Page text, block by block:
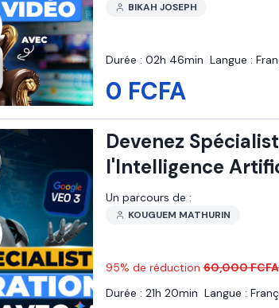
BIKAH JOSEPH
Durée : 02h 46min Langue :
0 FCFA
Devenez
l'Intelligence
Un parcours de :
KOUGUEM MATHURIN
95% de réduction 60,000 FCFA
Durée : 21h 20min Langue :